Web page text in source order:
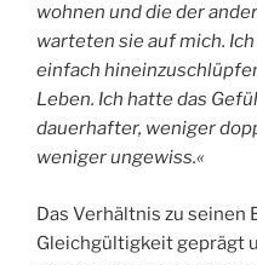
wohnen und die der
warteten sie auf mich.
einfach
Leben. Ich hatte das
dauerhafter, weniger
weniger ungewiss.«
Das Verhältnis zu seinen
Gleichgültigkeit geprägt